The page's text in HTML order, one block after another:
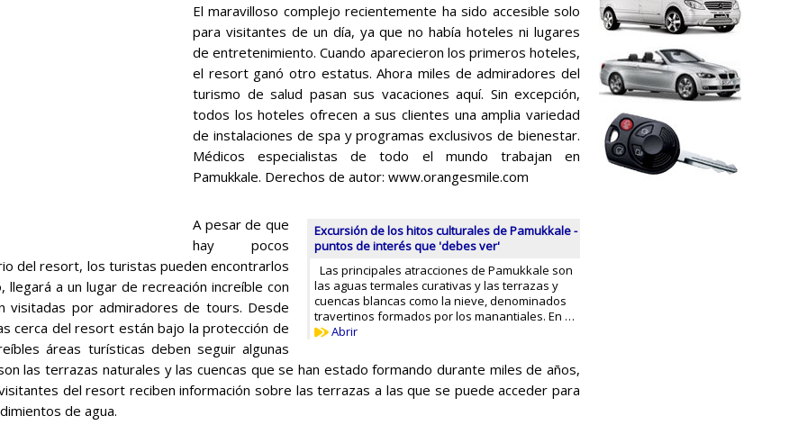
El maravilloso complejo recientemente ha sido accesible solo
para visitantes de un día, ya que no había hoteles ni lugares
de entretenimiento. Cuando aparecieron los primeros hoteles,
el resort ganó otro estatus. Ahora miles de admiradores del
turismo de salud pasan sus vacaciones aquí. Sin excepción,
todos los hoteles ofrecen a sus clientes una amplia variedad
de instalaciones de spa y programas exclusivos de bienestar.
Médicos especialistas de todo el mundo trabajan en
Pamukkale. Derechos de autor: www.orangesmile.com
Excursión de los hitos culturales de Pamukkale -
puntos de interés que 'debes ver'
Las principales atracciones de Pamukkale son
las aguas termales curativas y las terrazas y
cuencas blancas como la nieve, denominados
travertinos formados por los manantiales. En …
Abrir
A pesar de que
hay pocos
del resort, los turistas pueden encontrarlos
a un lugar de recreación increíble con
visitadas por admiradores de tours. Desde
cerca del resort están bajo la protección de
áreas turísticas deben seguir algunas
las terrazas naturales y las cuencas que se han estado formando durante miles de años,
del resort reciben información sobre las terrazas a las que se puede acceder para
de agua.